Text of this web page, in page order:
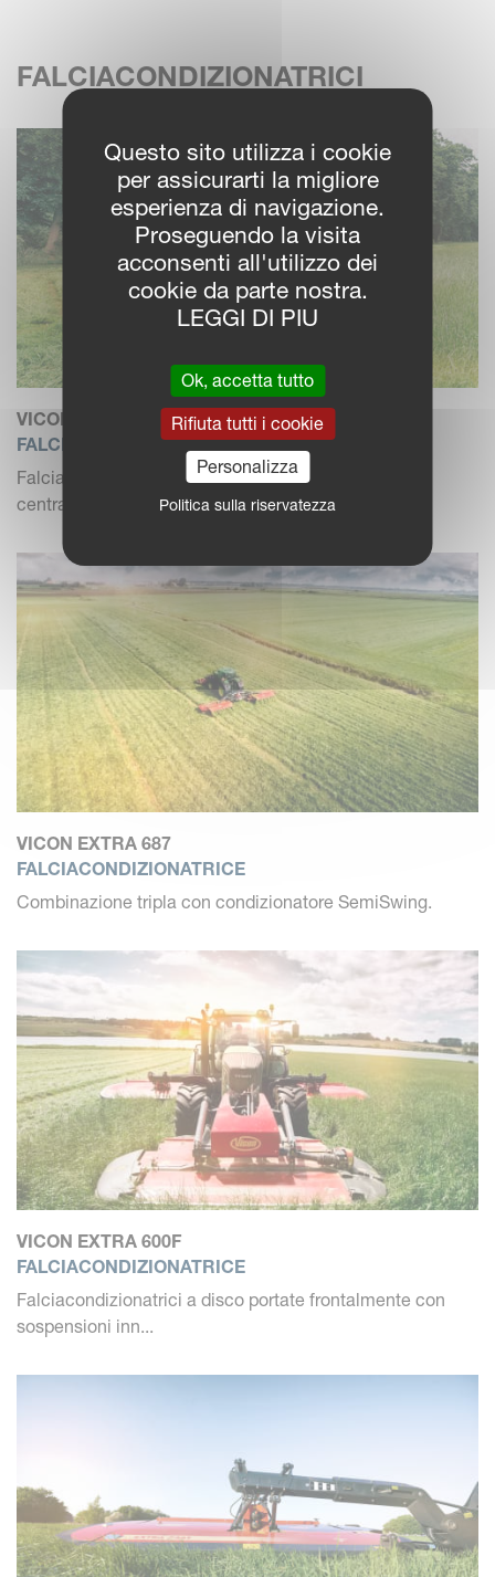
FALCIACONDIZIONATRICI
VICON EXTRA 600
FALCIACONDIZIONATRICE
Falciacondizionatrice portata con sospensione
centrale con condizionat...
VICON EXTRA 687
FALCIACONDIZIONATRICE
Combinazione tripla con condizionatore SemiSwing.
VICON EXTRA 600F
FALCIACONDIZIONATRICE
Falciacondizionatrici a disco portate frontalmente con
sospensioni inn...
Questo sito utilizza i cookie
per assicurarti la migliore
esperienza di navigazione.
Proseguendo la visita
acconsenti all'utilizzo dei
cookie da parte nostra.
LEGGI DI PIU
Ok, accetta tutto
Rifiuta tutti i cookie
Personalizza
Politica sulla riservatezza